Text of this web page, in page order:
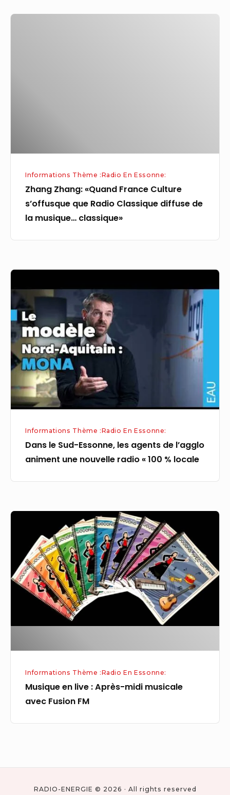
musique…
classique»
Informations Thème :Radio En Essonne:
Zhang Zhang: «Quand France Culture
s’offusque que Radio Classique diffuse de
la musique… classique»
Dans
le
Sud-
Essonne,
les
agents
de
l’agglo
animent
une
radioInformations Thème :Radio En Essonne:
Dans le Sud-Essonne, les agents de l’agglo
animent une nouvelle radio « 100 % locale
Musique
Après-
midi
musicale
Informations Thème :Radio En Essonne:
Musique en live : Après-midi musicale
avec Fusion FM
RADIO-ENERGIE © 2026 · All rights reserved